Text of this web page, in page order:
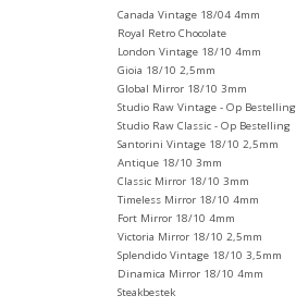
Canada Vintage 18/04 4mm
Royal Retro Chocolate
London Vintage 18/10 4mm
Gioia 18/10 2,5mm
Global Mirror 18/10 3mm
Studio Raw Vintage - Op Bestelling
Studio Raw Classic - Op Bestelling
Santorini Vintage 18/10 2,5mm
Antique 18/10 3mm
Classic Mirror 18/10 3mm
Timeless Mirror 18/10 4mm
Fort Mirror 18/10 4mm
Victoria Mirror 18/10 2,5mm
Splendido Vintage 18/10 3,5mm
Dinamica Mirror 18/10 4mm
Steakbestek